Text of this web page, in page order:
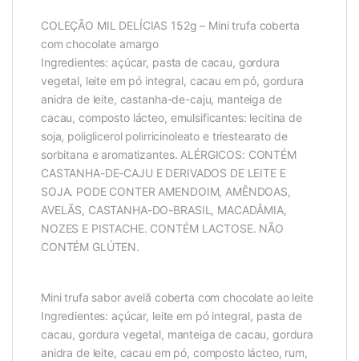
COLEÇÃO MIL DELÍCIAS 152g – Mini trufa coberta
com chocolate amargo
Ingredientes: açúcar, pasta de cacau, gordura
vegetal, leite em pó integral, cacau em pó, gordura
anidra de leite, castanha-de-caju, manteiga de
cacau, composto lácteo, emulsificantes: lecitina de
soja, poliglicerol polirricinoleato e triestearato de
sorbitana e aromatizantes. ALÉRGICOS: CONTÉM
CASTANHA-DE-CAJU E DERIVADOS DE LEITE E
SOJA. PODE CONTER AMENDOIM, AMÊNDOAS,
AVELÃS, CASTANHA-DO-BRASIL, MACADÂMIA,
NOZES E PISTACHE. CONTÉM LACTOSE. NÃO
CONTÉM GLÚTEN.
Mini trufa sabor avelã coberta com chocolate ao leite
Ingredientes: açúcar, leite em pó integral, pasta de
cacau, gordura vegetal, manteiga de cacau, gordura
anidra de leite, cacau em pó, composto lácteo, rum,